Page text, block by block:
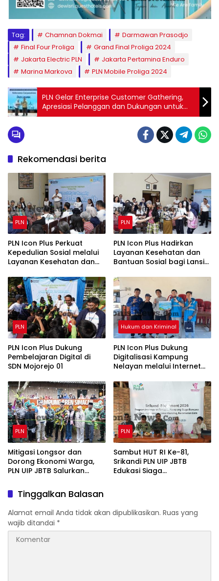
Tag: Chamnan Dokmai
Darmawan Prasodjo
Final Four Proliga
Grand Final Proliga 2024
Jakarta Electric PLN
Jakarta Pertamina Enduro
Marina Markova
PLN Mobile Proliga 2024
PLN Gelar Enterprise Customer Gathering,
Apresiasi Pelanggan dan Dukungan untuk
Investasi dan Pertumbuhan Ekonomi
Rekomendasi berita
PLN
PLN Icon Plus Perkuat
Kepedulian Sosial melalui
Layanan Kesehatan dan
bagi Lansia di Malang
PLN
PLN Icon Plus Hadirkan
Layanan Kesehatan dan
Bantuan Sosial bagi Lansia
Malang
PLN
PLN Icon Plus Dukung
Pembelajaran Digital di
SDN Mojorejo 01
Hukum dan Kriminal
PLN Icon Plus Dukung
Digitalisasi Kampung
Nelayan melalui Internet
Rajatama
PLN
Mitigasi Longsor dan
Dorong Ekonomi Warga,
PLN UIP JBTB Salurkan
Pohon Aren Genjah Asal
Aceh di Banyuwangi
PLN
Sambut HUT RI Ke-81,
Srikandi PLN UIP JBTB
Edukasi Siaga
Banyuwangi.
Tinggalkan Balasan
Alamat email Anda tidak akan dipublikasikan. Ruas yang
wajib ditandai *